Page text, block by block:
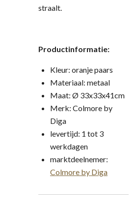
straalt.
Productinformatie:
Kleur: oranje paars
Materiaal: metaal
Maat: Ø 33x33x41cm
Merk: Colmore by
Diga
levertijd: 1 tot 3
werkdagen
marktdeelnemer:
Colmore by Diga